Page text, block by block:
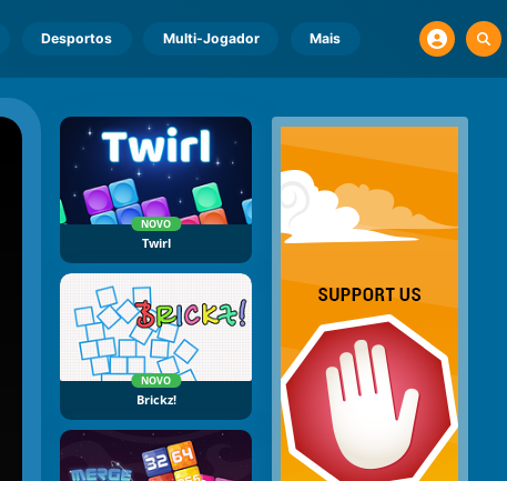
Desportos Multi-Jogador Mais
NOVO
Twirl
NOVO
Brickz!